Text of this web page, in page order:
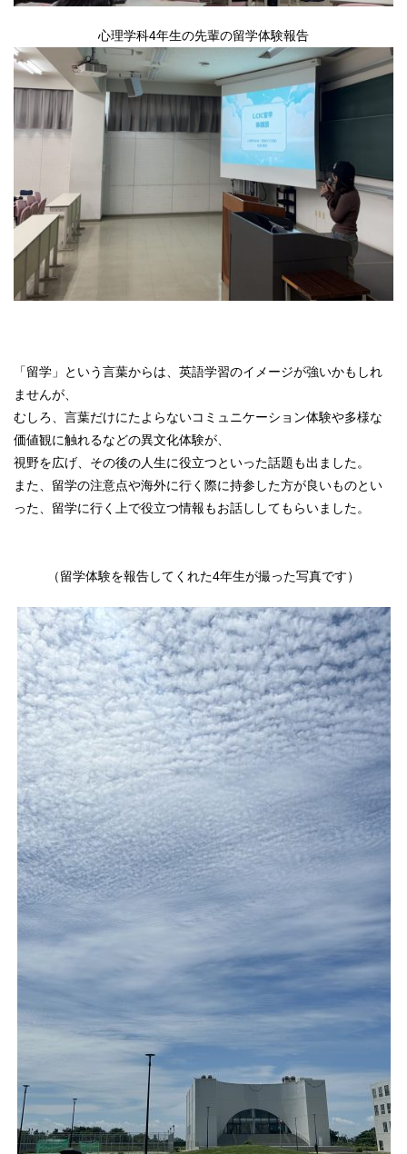
心理学科4年生の先輩の留学体験報告
「留学」という言葉からは、英語学習のイメージが強いかもしれ
ませんが、
むしろ、言葉だけにたよらないコミュニケーション体験や多様な
価値観に触れるなどの異文化体験が、
視野を広げ、その後の人生に役立つといった話題も出ました。
また、留学の注意点や海外に行く際に持参した方が良いものとい
った、留学に行く上で役立つ情報もお話ししてもらいました。
（留学体験を報告してくれた4年生が撮った写真です）